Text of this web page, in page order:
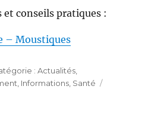
conseils pratiques :
– Moustiques
Catégories
Actualités,
, Informations, Santé